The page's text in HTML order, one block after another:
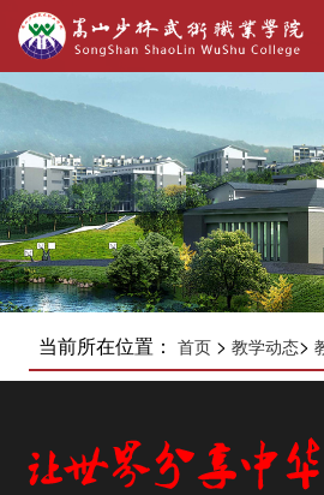
当前所在位置： 首页> 教学动态>